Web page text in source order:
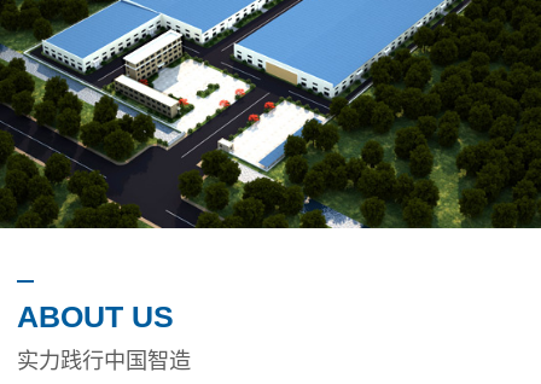
ABOUT US
实力践行中国智造